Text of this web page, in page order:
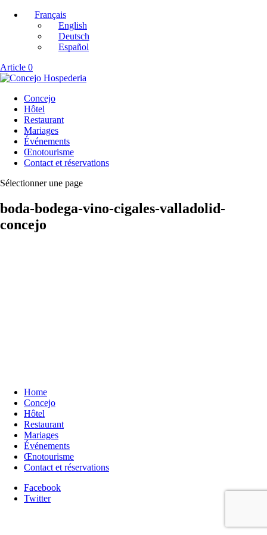
Français
English
Deutsch
Español
Article 0
Concejo
Hôtel
Restaurant
Mariages
Événements
Œnotourisme
Contact et réservations
Sélectionner une page
boda-bodega-vino-cigales-valladolid-
concejo
Home
Concejo
Hôtel
Restaurant
Mariages
Événements
Œnotourisme
Contact et réservations
Facebook
Twitter